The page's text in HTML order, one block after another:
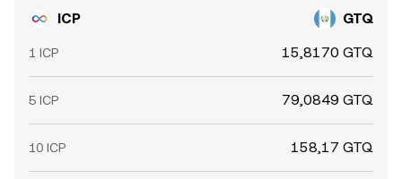
ICP GTQ
1 ICP 15,8170 GTQ
5 ICP 79,0849 GTQ
10 ICP 158,17 GTQ